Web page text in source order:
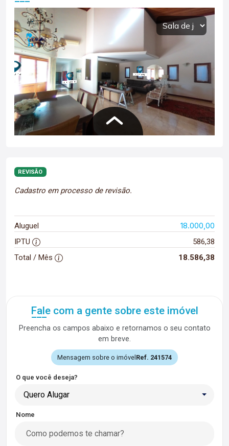
REVISÃO
Cadastro em processo de revisão.
Aluguel 18.000,00
IPTU
586,38
Total / Mês
18.586,38
Fale com a gente sobre este imóvel
Preencha os campos abaixo e retornamos o seu contato
em breve.
Mensagem sobre o imóvel Ref. 241574
O que você deseja?
Quero Alugar
Nome